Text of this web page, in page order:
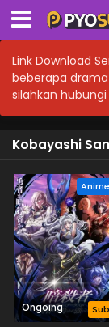
Link Download
beberapa
silahkan
Kobayashi
Anime
Ongoing Sub